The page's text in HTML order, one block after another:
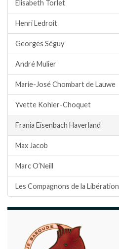
Elisabeth Torlet
Henri Ledroit
Georges Séguy
André Mulier
Marie-José Chombart de Lauwe
Yvette Kohler-Choquet
Frania Eisenbach Haverland
Max Jacob
Marc O’Neill
Les Compagnons de la Libération